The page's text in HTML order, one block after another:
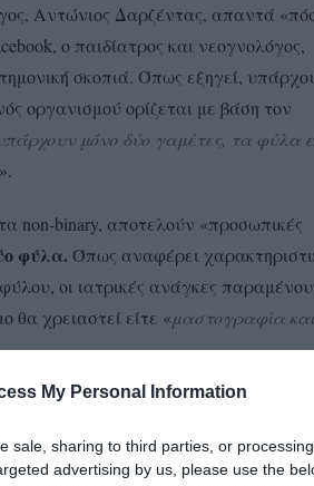
My Personal Information
sale, sharing to third parties, or
advertising by us, please use the
Αντώνιος Δαρζέντας, απαντά
ο παιδίατρος και νεογνολόγος,
σκοπιά. Όπως εξηγεί,
οργανισμού ορίζεται με βάση τον
μόνο δύο γαμέτες, τα φύλα
».
non-binary, αποτελούν «προσωπικές
φύλα. Όπως αναφέρει
οι ιατρικές ανάγκες
θα χρειαστεί είτε «μαστογραφία και
πολλά, δημοσιογράφοι γράφουν